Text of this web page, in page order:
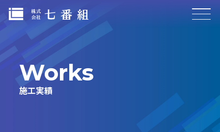
施設建築
公共施設
Works
施工実績